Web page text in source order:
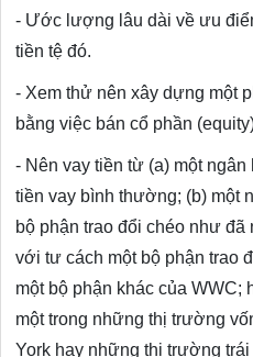
- Ước lượng lâu dài về ưu
tiền tệ đó.
- Xem thử nên xây dựng một
bằng việc bán cổ phần
- Nên vay tiền từ (a) một
tiền vay bình thường; (b) một
bộ phận trao đổi chéo như đã
với tư cách một bộ phận trao
một bộ phận khác của WWC;
một trong những thị trường
York hay những thị trường